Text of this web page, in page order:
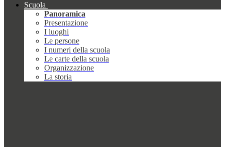
Scuola
Panoramica
Presentazione
I luoghi
Le persone
I numeri della scuola
Le carte della scuola
Organizzazione
La storia